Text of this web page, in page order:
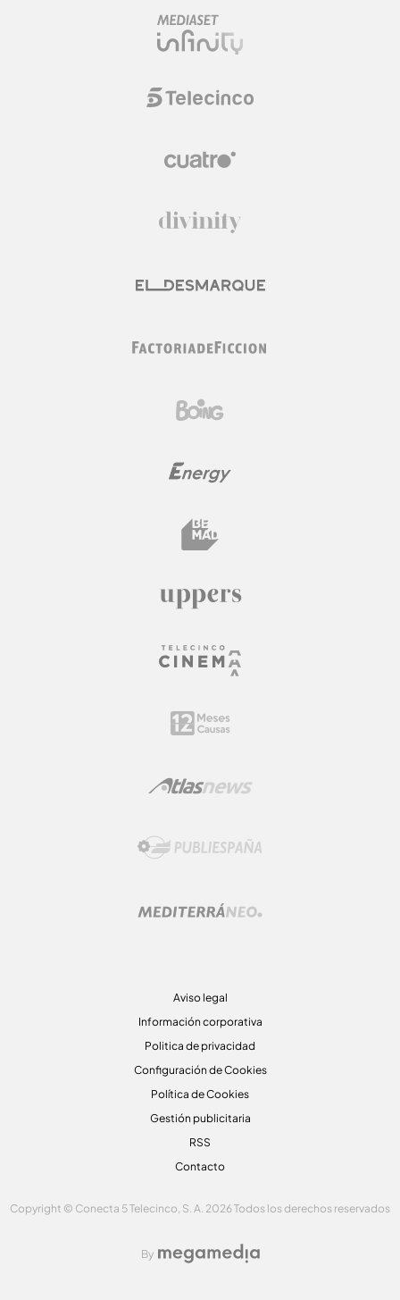
Aviso legal
Información corporativa
Politica de privacidad
Configuración de Cookies
Política de Cookies
Gestión publicitaria
RSS
Contacto
Copyright © Conecta 5 Telecinco, S. A. 2026 Todos los derechos reservados
By